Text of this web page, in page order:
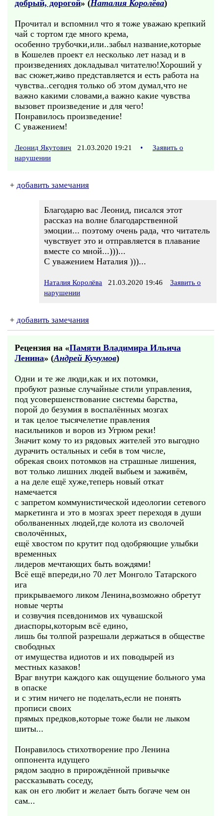
добрый, дорогой» (Наталия Королёва)
Прочитал и вспомнил что я тоже уважаю крепкий
чай с тортом где много крема,
особенно трубочки,или..забыл название,которые
в Кошелев проект ел несколько лет назад и в
произведениях докладывал читателю!Хороший у
вас сюжет,живо представляется и есть работа на
чувства..сегодня только об этом думал,что не
важно какими словами,а важно какие чувства
вызовет произведение и для чего!
Понравилось произведение!
С уважением!
Леонид Якутович 21.03.2020 19:21 •
Заявить о
нарушении
+ добавить замечания
Благодарю вас Леонид, писался этот
рассказ на волне благодарственной
эмоции... поэтому очень рада, что читатель
чувствует это и отправляется в плавание
вместе со мной...)))...
С уважением Наталия )))...
Наталия Королёва 21.03.2020 19:46
Заявить о
нарушении
+ добавить замечания
Рецензия на «Памяти Владимира Ильича
Ленина» (Андрей Кучумов)
Одни и те же люди,как и их потомки,
пробуют разные случайные стили управления,
под усовершенствование системы барства,
порой до безумия в воспалённых мозгах
и так целое тысячелетие правления
насильников и воров из Угрюм реки!
Значит кому то из рядовых жителей это выгодно
дурачить остальных и себя в том числе,
обрекая своих потомков на страшные лишения,
вот только лишних людей выбьем и заживём,
а на деле ещё хуже,теперь новый откат
намечается
с запретом коммунистической идеологии сетевого
маркетинга и это в мозгах зреет переходя в души
оболваненных людей,где колота из сволочей
сволочённых,
ещё хвостом по крутит под одобряющие улыбки
временных
лидеров мечтающих быть вождями!
Всё ещё впереди,но 70 лет Монголо Татарского
ига
прикрываемого ликом Ленина,возможно обретут
новые черты
и созвучия псевдонимов их чувашской
диаспоры,которым всё едино,
лишь бы толпой разрешали держаться в обществе
свободных
от имущества идиотов и их поводырей из
местных казаков!
Враг внутри каждого как ощущение больного ума
в опаске
и с этим ничего не поделать,если не понять
прописи своих
прямых предков,которые тоже были не лыком
шиты...
Понравилось стихотворение про Ленина
оппонента идущего
рядом заодно в прирождённой привычке
рассказывать соседу,
как он его любит и желает быть богаче чем он
сам...